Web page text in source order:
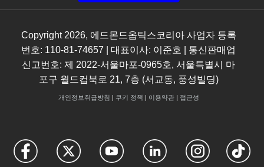
Copyright 2026, 에드몬드옵틱스코리아 사업자 등록
번호: 110-81-74657 | 대표이사: 이준호 | 통신판매업
신고번호: 제 2022-서울마포-0965호, 서울특별시 마
포구 월드컵북로 21, 7층 (서교동, 풍성빌딩)
개인정보취급방침 | 쿠키 정책 | 이용약관| 접근성